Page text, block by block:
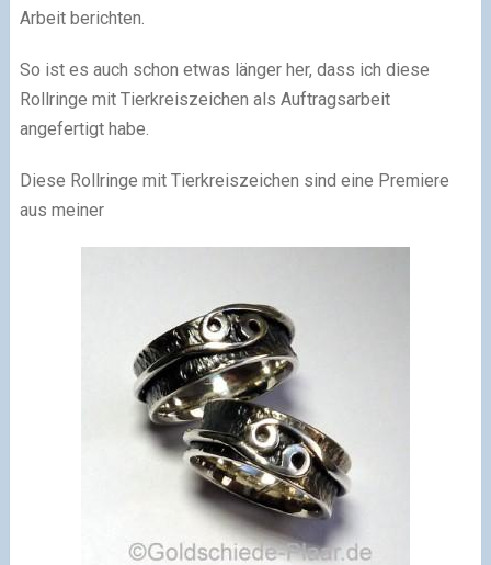
Arbeit berichten.
So ist es auch schon etwas länger her, dass ich diese
Rollringe mit Tierkreiszeichen als Auftragsarbeit
angefertigt habe.
Diese Rollringe mit Tierkreiszeichen sind eine Premiere
aus meiner